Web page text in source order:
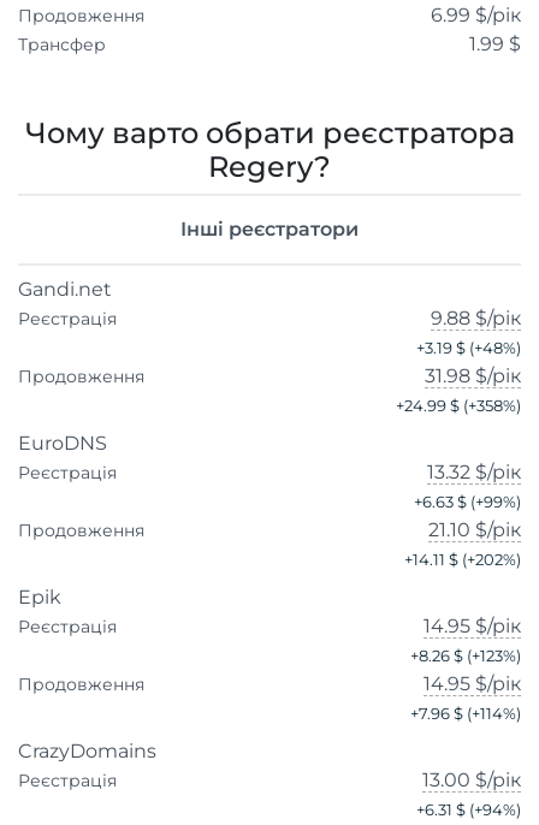
Продовження 6.99 $/рік
Трансфер 1.99 $
Чому варто обрати реєстратора
Regery?
Інші реєстратори
Gandi.net
Реєстрація 9.88 $/рік
+3.19 $ (+48%)
Продовження 31.98 $/рік
+24.99 $ (+358%)
EuroDNS
Реєстрація 13.32 $/рік
+6.63 $ (+99%)
Продовження 21.10 $/рік
+14.11 $ (+202%)
Epik
Реєстрація 14.95 $/рік
+8.26 $ (+123%)
Продовження 14.95 $/рік
+7.96 $ (+114%)
CrazyDomains
Реєстрація 13.00 $/рік
+6.31 $ (+94%)